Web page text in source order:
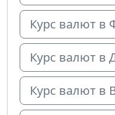
Курс валют в
Курс валют в
Курс валют в